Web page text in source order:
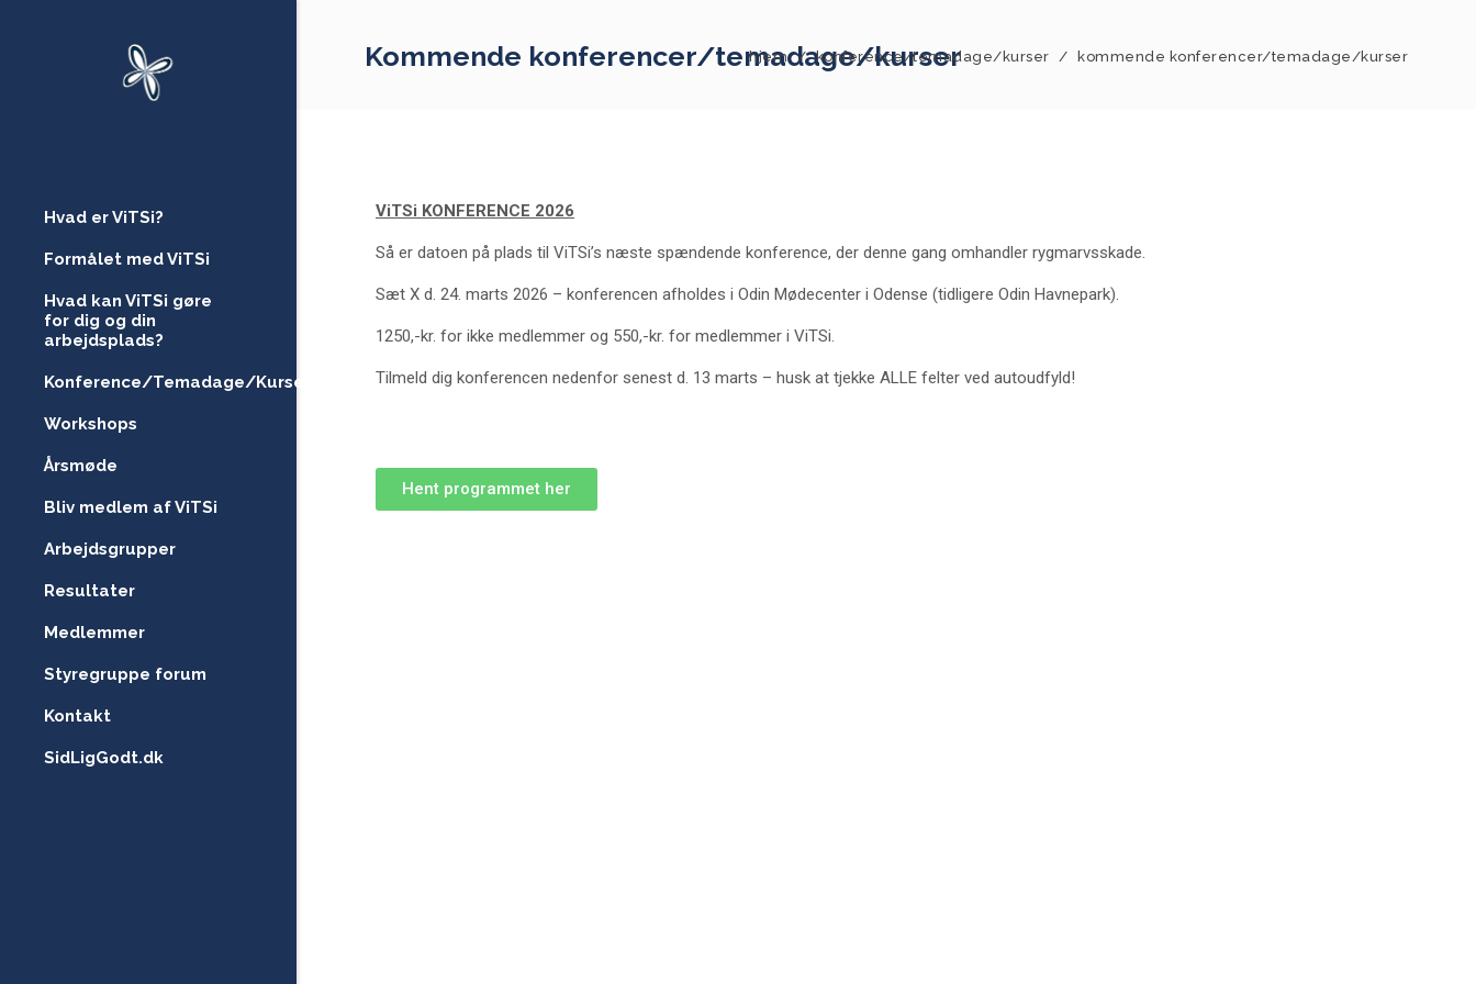
Hvad er ViTSi?
Formålet med ViTSi
Hvad kan ViTSi gøre
for dig og din
arbejdsplads?
Konference/Temadage/Kurser
Workshops
Årsmøde
Bliv medlem af ViTSi
Arbejdsgrupper
Resultater
Medlemmer
Styregruppe forum
Kontakt
SidLigGodt.dk
Kommende konferencer/temadage/kurser
hjem / konference/temadage/kurser / kommende konferencer/temadage/kurser
ViTSi KONFERENCE 2026
Så er datoen på plads til ViTSi’s næste spændende konference, der denne gang omhandler rygmarvsskade.
Sæt X d. 24. marts 2026 – konferencen afholdes i Odin Mødecenter i Odense (tidligere Odin Havnepark).
1250,-kr. for ikke medlemmer og 550,-kr. for medlemmer i ViTSi.
Tilmeld dig konferencen nedenfor senest d. 13 marts – husk at tjekke ALLE felter ved autoudfyld!
Hent programmet her